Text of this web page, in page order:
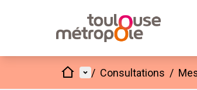
AccueilMenu principal
/ Consultations /